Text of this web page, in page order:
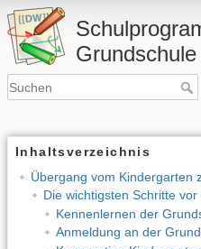
Inhaltsverzeichnis
Übergang vom Kindergarten
Die wichtigsten Schritte
Kennenlernen der
Anmeldung an der